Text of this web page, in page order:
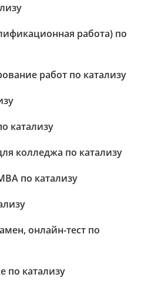
работа) по
работ по катализу
катализу
колледжа по катализу
по катализу
онлайн-тест по
по катализу